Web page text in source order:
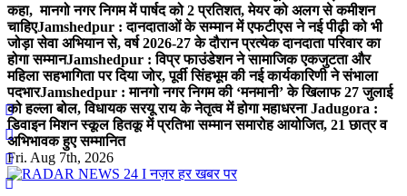
कहा, मानगो नगर निगम में पार्षद को 2 प्रतिशत, मेयर को अलग से कमीशन
चाहिएJamshedpur : दानदाताओं के सम्मान में एफटीएस ने नई पीढ़ी को भी
जोड़ा सेवा अभियान से, वर्ष 2026-27 के दौरान प्रत्येक दानदाता परिवार का
होगा सम्मानJamshedpur : विप्र फाउंडेशन ने सामाजिक एकजुटता और
महिला सहभागिता पर दिया जोर, पूर्वी सिंहभूम की नई कार्यकारिणी ने संभाला
पदभारJamshedpur : मानगो नगर निगम की ‘मनमानी’ के खिलाफ 27 जुलाई
को हल्ला बोल, विधायक सरयू राय के नेतृत्व में होगा महाधरनाJadugora :
डिवाइन मिशन स्कूल हितकू में प्रतिभा सम्मान समारोह आयोजित, 21 छात्र व
अभिभावक हुए सम्मानित
Fri. Aug 7th, 2026